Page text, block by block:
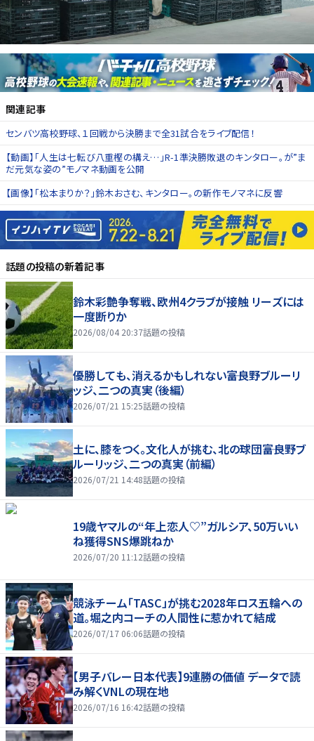
関連記事
センバツ高校野球、１回戦から決勝まで全31試合をライブ配信！
【動画】「人生は七転び八重樫の構え…」R-1準決勝敗退のキンタロー。が”ま
だ元気な姿の”モノマネ動画を公開
【画像】「松本まりか？」鈴木おさむ、キンタロー。の新作モノマネに反響
話題の投稿の新着記事
鈴木彩艶争奪戦、欧州4クラブが接触 リーズには
一度断りか
2026/08/04 20:37話題の投稿
優勝しても、消えるかもしれない――富良野ブルーリ
ッジ、二つの真実（後編）
2026/07/21 15:25話題の投稿
土に、膝をつく。文化人が挑む、北の球団――富良野ブ
ルーリッジ、二つの真実（前編）
2026/07/21 14:48話題の投稿
19歳ヤマルの“年上恋人♡”ガルシア、50万いい
ね獲得SNS爆跳ねか
2026/07/20 11:12話題の投稿
競泳チーム「TASC」が挑む2028年ロス五輪への
道。堀之内コーチの人間性に惹かれて結成
2026/07/17 06:06話題の投稿
【男子バレー日本代表】9連勝の価値 データで読
み解くVNLの現在地
2026/07/16 16:42話題の投稿